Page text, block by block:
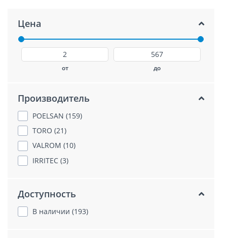
Цена
от до
Производитель
POELSAN (159)
TORO (21)
VALROM (10)
IRRITEC (3)
Доступность
В наличии (193)